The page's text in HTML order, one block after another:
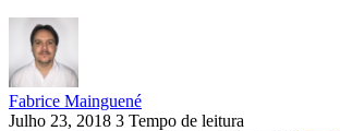
Fabrice Mainguené
Julho 23, 2018 3 Tempo de leitura